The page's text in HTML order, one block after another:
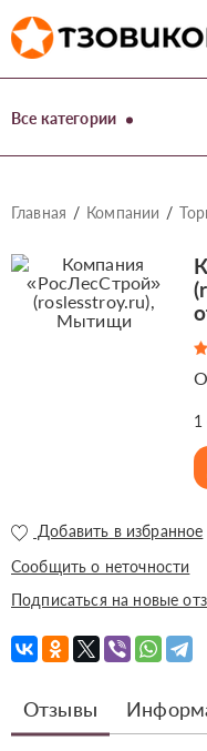
Все категории
Главная Компании
1
Добавить в избранное
Сообщить о неточности
Подписаться на новые
Отзывы